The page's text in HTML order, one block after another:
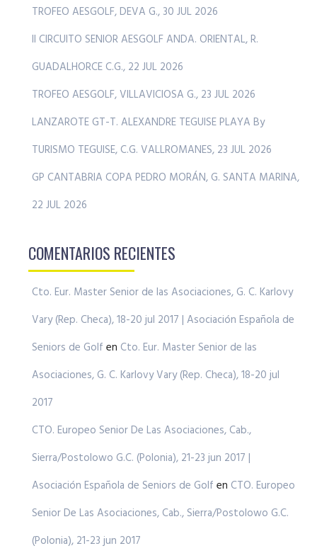
TROFEO AESGOLF, DEVA G., 30 JUL 2026
II CIRCUITO SENIOR AESGOLF ANDA. ORIENTAL, R.
GUADALHORCE C.G., 22 JUL 2026
TROFEO AESGOLF, VILLAVICIOSA G., 23 JUL 2026
LANZAROTE GT-T. ALEXANDRE TEGUISE PLAYA By
TURISMO TEGUISE, C.G. VALLROMANES, 23 JUL 2026
GP CANTABRIA COPA PEDRO MORÁN, G. SANTA MARINA,
22 JUL 2026
COMENTARIOS RECIENTES
Cto. Eur. Master Senior de las Asociaciones, G. C. Karlovy
Vary (Rep. Checa), 18-20 jul 2017 | Asociación Española de
Seniors de Golf en Cto. Eur. Master Senior de las
Asociaciones, G. C. Karlovy Vary (Rep. Checa), 18-20 jul
2017
CTO. Europeo Senior De Las Asociaciones, Cab.,
Sierra/Postolowo G.C. (Polonia), 21-23 jun 2017 |
Asociación Española de Seniors de Golf en CTO. Europeo
Senior De Las Asociaciones, Cab., Sierra/Postolowo G.C.
(Polonia), 21-23 jun 2017